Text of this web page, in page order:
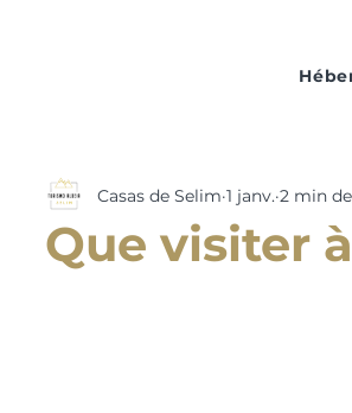
Que visiter
Casas de Selim 1 janv. 2 min